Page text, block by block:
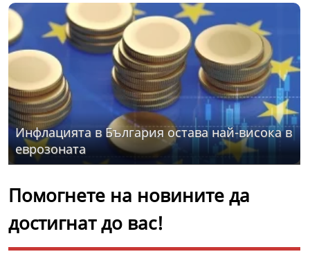
Инфлацията в България остава най-висока в
еврозоната
Помогнете на новините да
достигнат до вас!